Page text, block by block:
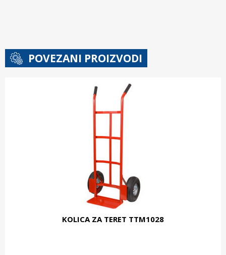
POVEZANI PROIZVODI
KOLICA ZA TERET TTM1028